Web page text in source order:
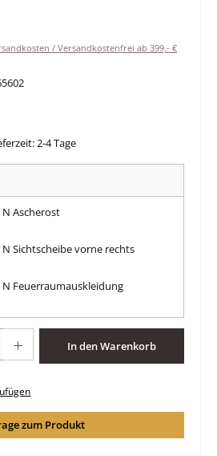
/ Versandkostenfrei ab 399,- €
2-4 Tage
N Ascherost
N Sichtscheibe vorne rechts
N Feuerraumauskleidung
In den Warenkorb
zum Produkt